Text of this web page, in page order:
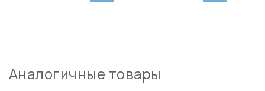
Аналогичные товары